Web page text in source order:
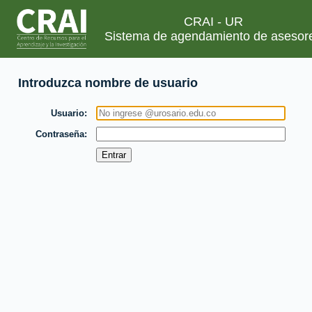
CRAI - UR
Sistema de agendamiento de
Introduzca nombre de usuario
Usuario
Contraseña